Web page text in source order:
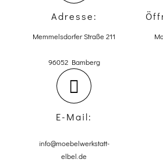
Adresse:
Memmelsdorfer Straße 211
96052 Bamberg
E-Mail:
info@moebelwerkstatt-
elbel.de